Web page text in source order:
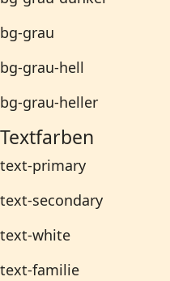
bg-grau
bg-grau-hell
bg-grau-heller
Textfarben
text-primary
text-secondary
text-white
text-familie